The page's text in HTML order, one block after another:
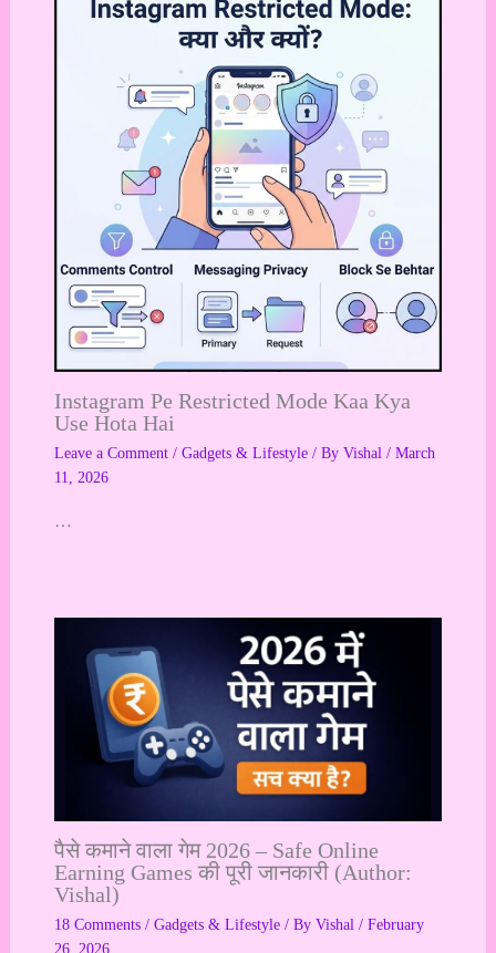
Instagram Pe Restricted Mode Kaa Kya
Use Hota Hai
Leave a Comment / Gadgets & Lifestyle/ By Vishal / March
11, 2026
…
पैसे कमाने वाला गेम 2026 – Safe Online
Earning Games की पूरी जानकारी (Author:
Vishal)
18 Comments / Gadgets & Lifestyle/ By Vishal / February
26, 2026